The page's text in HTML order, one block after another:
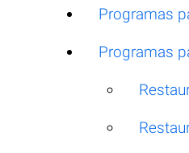
Programas
Programas